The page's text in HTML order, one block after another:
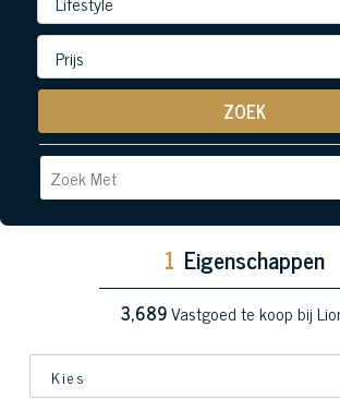
ZOEK
1 Eigenschappen
3,689Vastgoed te koop bij